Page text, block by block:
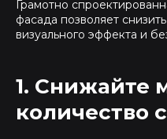
Грамотно
фасада позволяет
визуального эффекта и
1. Снижайте
количество